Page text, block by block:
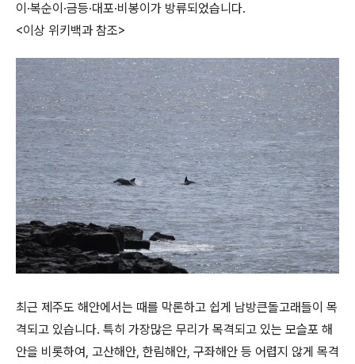
이·복순이·금등·대포·비봉이가 방류되었습니다.
<이상 위키백과 참조>
최근 제주도 해안에서는 때를 막론하고 쉽게 남방큰돌고래들이 목
격되고 있습니다. 특히 가장많은 무리가 목격되고 있는 모슬포 해
안을 비롯하여, 고산해안, 한림해안, 구좌해안 등 어렵지 않게 목격